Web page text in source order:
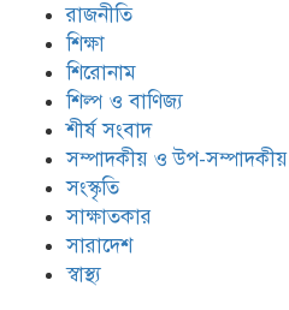
রাজনীতি
শিক্ষা
শিরোনাম
শিল্প ও বাণিজ্য
শীর্ষ সংবাদ
সম্পাদকীয় ও উপ-সম্পাদকীয়
সংস্কৃতি
সাক্ষাতকার
সারাদেশ
স্বাস্থ্য